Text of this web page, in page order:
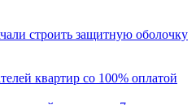
строить защитную оболочку
квартир со 100% оплатой